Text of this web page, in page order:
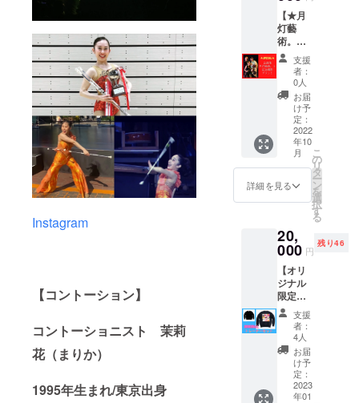
Instagram
【コントーション】
コントーショニスト 茉莉
花（まりか）
1995年生まれ/東京出身
製、第
三者へ
の提
供、改
変など
はご遠
慮下さ
い。 ※
送料込
みで
す。
たしま
す！受
信拒否
設定が
されて
いない
メール
アドレ
スをご
記入く
ださ
い。 ※
全ての
グッズ
は今回
の公演
だけに
月灯藝
術。の
書作家
中島美
紀が書
き下ろ
したオ
リジナ
ルアー
トで製
作いた
しま
す！
アート
にロゴ
入り１
種、和
モダン
アート
にロゴ
入り１
種、紙
印刷の
シー
ル） ※
グッズ
今回の
公演の
藝術。
の書作
家 中島
美紀が
書き下
ろした
アート
を使っ
て製作
いたし
ます！
※掲載中
の画像
♡ポス
トカー
ド＆
シール
セッ
ト】 ●
オリジ
ナルポ
スト
カード1
枚(カラ
フル
アート)
があな
たへ
をお書
きしま
す！ ※
直筆サ
イン入
り！ ●
月灯藝
術。オ
リジナ
ルシー
ル2種類
（直径
５cmの
こだわ
りの強
い茉莉
花の 裏
技ポイ
ントを
沢山盛
り込ん
で最高
に可愛
くなる
メイク
動画！
ダンス
等の発
を予定
してい
る方、
記念動
画撮影
や ホテ
ルの
ディ
ナーや
夜のお
出かけ
がある
方な
美系ス
ポーツ
にはか
かせま
せん。
ダンス
や体
操、新
体操な
ど習っ
ている
方や、
ヨガや
健康の
ために
る方是
非オス
スメで
す☆ ブ
リッジ
を細か
く分析
し、 ●
立ちブ
リッジ
の解説
（立っ
たとこ
【★月
灯藝
術。メ
ンバー
と記念
撮影ス
ペシャ
ルプラ
ン★】
本番当
日、公
演直後
にメン
バー4人
とご購
入者様
撮影が
出来る
プラン
で
す！！
★ご購
入者様
含め、5
名様に
限り撮
影のご
案内を
致しま
す。 コ
支援
者：
0人
お届
け予
定：
2022
年10
月
詳細を見る
こ
の
リ
タ
ー
ン
を
選
択
す
る
20,
000 円
残り46
【オリ
ジナル
限定ト
レー
ナー
セッ
ト】 ●
オリジ
ナルト
レー
ナー デ
支援
者：
4人
お届
け予
定：
2023
年01